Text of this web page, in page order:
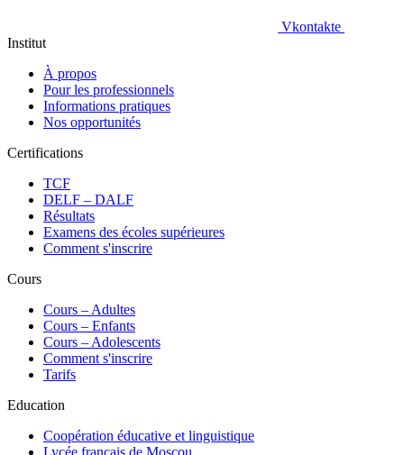
Vkontakte
Institut
À propos
Pour les professionnels
Informations pratiques
Nos opportunités
Certifications
TCF
DELF – DALF
Résultats
Examens des écoles supérieures
Comment s'inscrire
Cours
Сours – Adultes
Cours – Enfants
Cours – Adolescents
Comment s'inscrire
Tarifs
Education
Coopération éducative et linguistique
Lycée français de Moscou